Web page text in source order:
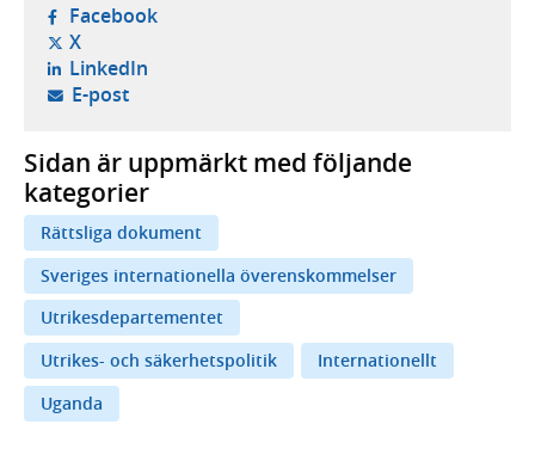
Facebook- öppnas i ny flik, extern webbplats,
X- öppnas i ny flik, extern webbplats,
LinkedIn- öppnas i ny flik, extern webbplats,
E-post- öppnar din e-postklient,
Sidan är uppmärkt med följande
kategorier
Rättsliga dokument
Sveriges internationella överenskommelser
Utrikesdepartementet
Utrikes- och säkerhetspolitik
Internationellt
Uganda